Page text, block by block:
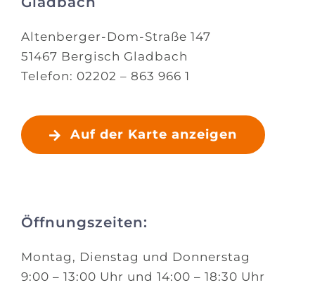
Altenberger-Dom-Straße 147
51467 Bergisch Gladbach
Telefon: 02202 – 863 966 1
Auf der Karte anzeigen
Öffnungszeiten:
Montag, Dienstag und Donnerstag
9:00 – 13:00 Uhr und 14:00 – 18:30 Uhr